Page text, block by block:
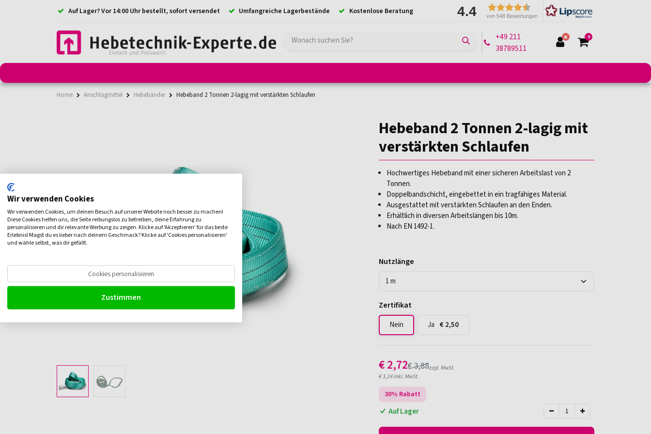
Auf Lager? Vor 14:00 Uhr bestellt, sofort versendet Umfangreiche Lagerbestände Kostenlose Beratung 4.4 von 548 Bewertungen
+49 211
38789511
0
Home Anschlagmittel Hebebänder Hebeband 2 Tonnen 2-lagig mit verstärkten Schlaufen
Hebeband 2 Tonnen 2-lagig mit
verstärkten Schlaufen
Hochwertiges Hebeband mit einer sicheren Arbeitslast von 2
Tonnen.
Doppelbandschicht, eingebettet in ein tragfähiges Material.
Ausgestattet mit verstärkten Schlaufen an den Enden.
Erhältlich in diversen Arbeitslängen bis 10m.
Nach EN 1492-1.
Nutzlänge
Zertifikat
Nein Ja €2,50
€2,72€3,88zzgl. MwSt.
€3,24inkl. MwSt.
30% Rabatt
Auf Lager
Wir verwenden Cookies
Wir verwenden Cookies, um deinen Besuch auf unserer Website noch besser zu machen!
Diese Cookies helfen uns, die Seite reibungslos zu betreiben, deine Erfahrung zu
personalisieren und dir relevante Werbung zu zeigen. Klicke auf 'Akzeptieren' für das beste
Erlebnis! Magst du es lieber nach deinem Geschmack? Klicke auf 'Cookies personalisieren'
und wähle selbst, was dir gefällt.
Cookies personalisieren
Zustimmen